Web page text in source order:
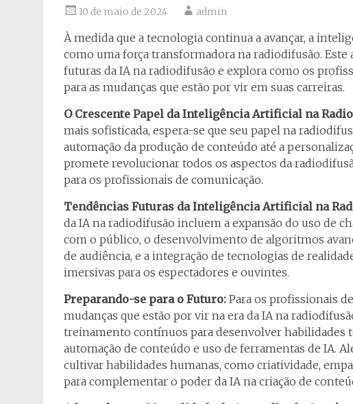
10 de maio de 2024 admin
À medida que a tecnologia continua a avançar, a
como uma força transformadora na radiodifusão.
futuras da IA na radiodifusão e explora como os
para as mudanças que estão por vir em suas carreiras.
O Crescente Papel da Inteligência Artificial na
mais sofisticada, espera-se que seu papel na
automação da produção de conteúdo até a
promete revolucionar todos os aspectos da
para os profissionais de comunicação.
Tendências Futuras da Inteligência Artificial na
da IA na radiodifusão incluem a expansão do uso de
com o público, o desenvolvimento de algoritmos
de audiência, e a integração de tecnologias de
imersivas para os espectadores e ouvintes.
Preparando-se para o Futuro: Para os profissionais
mudanças que estão por vir na era da IA na
treinamento contínuos para desenvolver habilidades
automação de conteúdo e uso de ferramentas de IA.
cultivar habilidades humanas, como criatividade,
para complementar o poder da IA na criação de